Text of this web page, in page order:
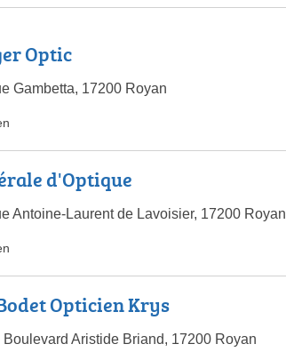
Optic
Gambetta, 17200 Royan
d'Optique
Antoine-Laurent de Lavoisier, 17200 Royan
Opticien Krys
Boulevard Aristide Briand, 17200 Royan